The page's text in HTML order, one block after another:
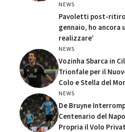
NEWS
Pavoletti post-
gennaio, ho ancora
realizzare’
NEWS
Vozinha Sbarca in
Trionfale per il
Colo e Stella del
NEWS
De Bruyne
Centenario del
Propria il Volo